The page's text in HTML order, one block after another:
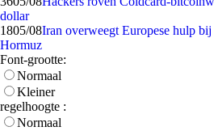
dollar
1805/08Iran overweegt Europese hulp
Hormuz
Font-grootte:
Normaal
Kleiner
regelhoogte :
Normaal